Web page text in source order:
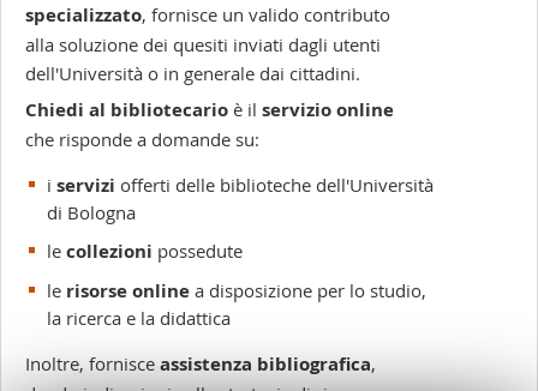
specializzato, fornisce un valido contributo
alla soluzione dei quesiti inviati dagli utenti
dell'Università o in generale dai cittadini.
Chiedi al bibliotecarioè il servizio online
che risponde a domande su:
i servizi offerti delle biblioteche dell'Università
di Bologna
le collezioni possedute
le risorse onlinea disposizione per lo studio,
la ricerca e la didattica
Inoltre, fornisce assistenza bibliografica,